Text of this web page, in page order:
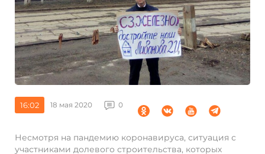
16:02 18 мая 2020 0
Несмотря на пандемию коронавируса, ситуация с
участниками долевого строительства, которых